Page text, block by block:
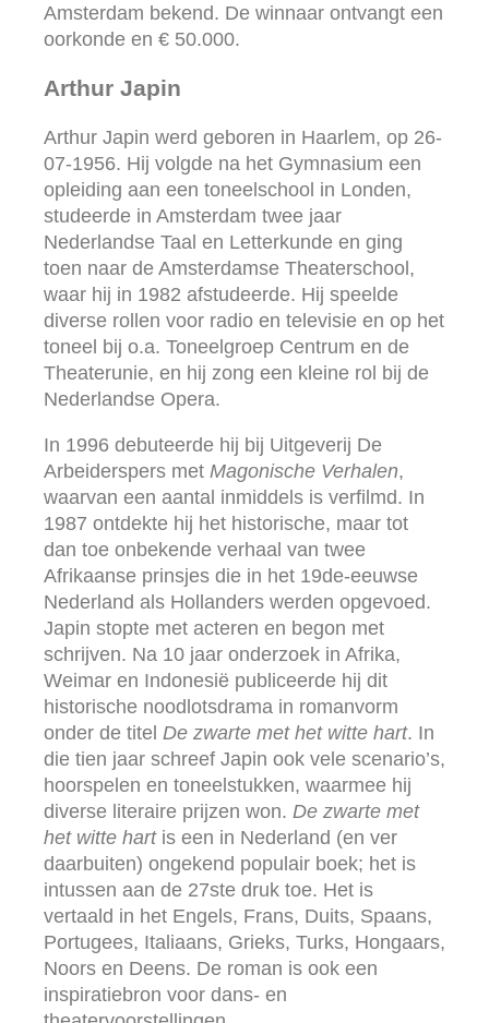
Amsterdam bekend. De winnaar ontvangt een
oorkonde en € 50.000.
Arthur Japin
Arthur Japin werd geboren in Haarlem, op 26-
07-1956. Hij volgde na het Gymnasium een
opleiding aan een toneelschool in Londen,
studeerde in Amsterdam twee jaar
Nederlandse Taal en Letterkunde en ging
toen naar de Amsterdamse Theaterschool,
waar hij in 1982 afstudeerde. Hij speelde
diverse rollen voor radio en televisie en op het
toneel bij o.a. Toneelgroep Centrum en de
Theaterunie, en hij zong een kleine rol bij de
Nederlandse Opera.
In 1996 debuteerde hij bij Uitgeverij De
Arbeiderspers met Magonische Verhalen,
waarvan een aantal inmiddels is verfilmd. In
1987 ontdekte hij het historische, maar tot
dan toe onbekende verhaal van twee
Afrikaanse prinsjes die in het 19de-eeuwse
Nederland als Hollanders werden opgevoed.
Japin stopte met acteren en begon met
schrijven. Na 10 jaar onderzoek in Afrika,
Weimar en Indonesië publiceerde hij dit
historische noodlotsdrama in romanvorm
onder de titel De zwarte met het witte hart. In
die tien jaar schreef Japin ook vele scenario’s,
hoorspelen en toneelstukken, waarmee hij
diverse literaire prijzen won. De zwarte met
het witte hart is een in Nederland (en ver
daarbuiten) ongekend populair boek; het is
intussen aan de 27ste druk toe. Het is
vertaald in het Engels, Frans, Duits, Spaans,
Portugees, Italiaans, Grieks, Turks, Hongaars,
Noors en Deens. De roman is ook een
inspiratiebron voor dans- en